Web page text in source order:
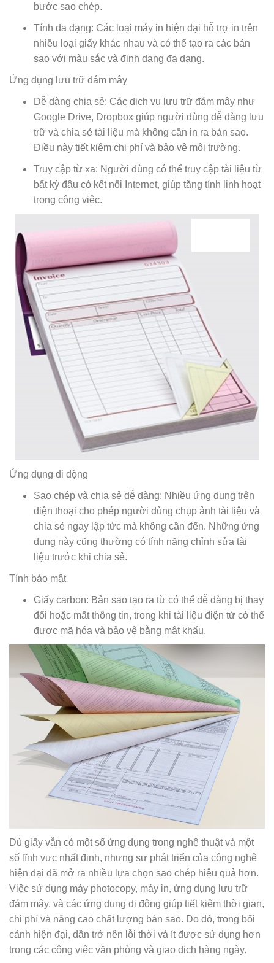
bước sao chép.
Tính đa dạng: Các loại máy in hiện đại hỗ trợ in trên
nhiều loại giấy khác nhau và có thể tạo ra các bản
sao với màu sắc và định dạng đa dạng.
Ứng dụng lưu trữ đám mây
Dễ dàng chia sẻ: Các dịch vụ lưu trữ đám mây như
Google Drive, Dropbox giúp người dùng dễ dàng lưu
trữ và chia sẻ tài liệu mà không cần in ra bản sao.
Điều này tiết kiệm chi phí và bảo vệ môi trường.
Truy cập từ xa: Người dùng có thể truy cập tài liệu từ
bất kỳ đâu có kết nối Internet, giúp tăng tính linh hoạt
trong công việc.
Ứng dụng di động
Sao chép và chia sẻ dễ dàng: Nhiều ứng dụng trên
điện thoại cho phép người dùng chụp ảnh tài liệu và
chia sẻ ngay lập tức mà không cần đến. Những ứng
dụng này cũng thường có tính năng chỉnh sửa tài
liệu trước khi chia sẻ.
Tính bảo mật
Giấy carbon: Bản sao tạo ra từ có thể dễ dàng bị thay
đổi hoặc mất thông tin, trong khi tài liệu điện tử có thể
được mã hóa và bảo vệ bằng mật khẩu.
Dù giấy vẫn có một số ứng dụng trong nghệ thuật và một
số lĩnh vực nhất định, nhưng sự phát triển của công nghệ
hiện đại đã mở ra nhiều lựa chọn sao chép hiệu quả hơn.
Việc sử dụng máy photocopy, máy in, ứng dụng lưu trữ
đám mây, và các ứng dụng di động giúp tiết kiệm thời gian,
chi phí và nâng cao chất lượng bản sao. Do đó, trong bối
cảnh hiện đại, dần trở nên lỗi thời và ít được sử dụng hơn
trong các công việc văn phòng và giao dịch hàng ngày.